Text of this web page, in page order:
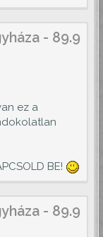
- 89.9
ez a
BE!
- 89.9